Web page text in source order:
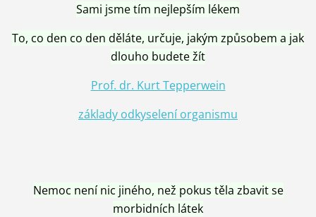
Sami jsme tím nejlepším lékem
To, co den co den děláte, určuje, jakým způsobem a jak
dlouho budete žít
Prof. dr. Kurt Tepperwein
základy odkyselení organismu
Nemoc není nic jiného, než pokus těla zbavit se
morbidních látek